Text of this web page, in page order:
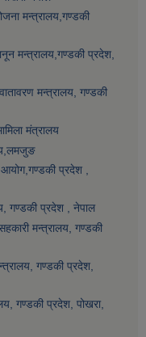
मन्त्रालय,गण्डकी
मन्त्रालय,गण्डकी प्रदेश,
मन्त्रालय, गण्डकी
मंत्रालय
आयोग,गण्डकी प्रदेश ,
गण्डकी प्रदेश , नेपाल
मन्त्रालय, गण्डकी
गण्डकी प्रदेश,
गण्डकी प्रदेश, पोखरा,